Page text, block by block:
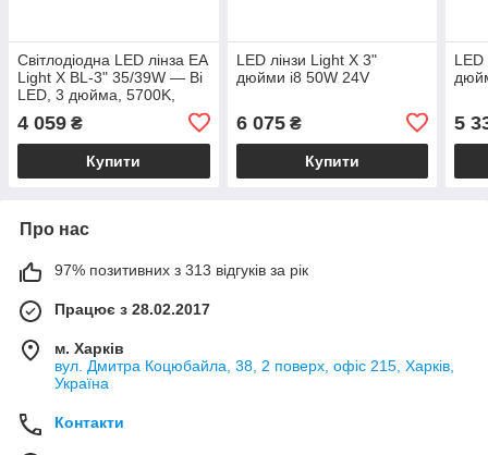
Світлодіодна LED лінза EA
Light X BL-3" 35/39W — Bi
LED, 3 дюйма, 5700K,
4 059 ₴
Купити
LED лінзи Light X 3"
дюйми i8 50W 24V
6 075₴
Купити
LED
5
Про нас
97% позитивних з 313 відгуків за рік
Працює з 28.02.2017
м. Харків
вул. Дмитра Коцюбайла, 38, 2 поверх, офіс 215, Харків,
Україна
Контакти